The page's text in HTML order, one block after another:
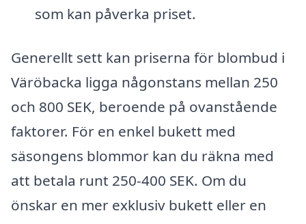
som kan påverka priset.
Generellt sett kan priserna för blombud i
Väröbacka ligga någonstans mellan 250
och 800 SEK, beroende på ovanstående
faktorer. För en enkel bukett med
säsongens blommor kan du räkna med
att betala runt 250-400 SEK. Om du
önskar en mer exklusiv bukett eller en